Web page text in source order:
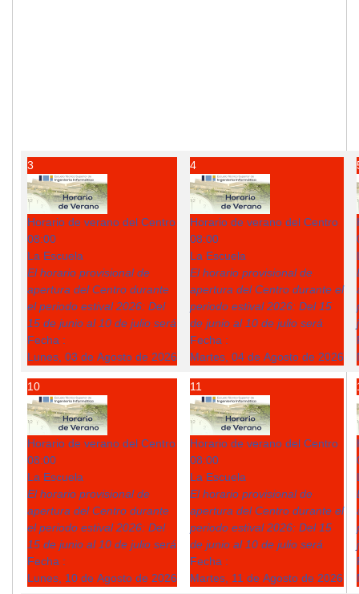
3
Horario de verano del Centro
08:00
La Escuela
El horario provisional de
apertura del Centro durante
el periodo estival 2026: Del
15 de junio al 10 de julio será
Fecha :
Lunes, 03 de Agosto de 2026
4
Horario de verano del Centro
08:00
La Escuela
El horario provisional de
apertura del Centro durante el
periodo estival 2026: Del 15
de junio al 10 de julio será
Fecha :
Martes, 04 de Agosto de 2026
10
Horario de verano del Centro
08:00
La Escuela
El horario provisional de
apertura del Centro durante
el periodo estival 2026: Del
15 de junio al 10 de julio será
Fecha :
Lunes, 10 de Agosto de 2026
11
Horario de verano del Centro
08:00
La Escuela
El horario provisional de
apertura del Centro durante el
periodo estival 2026: Del 15
de junio al 10 de julio será
Fecha :
Martes, 11 de Agosto de 2026